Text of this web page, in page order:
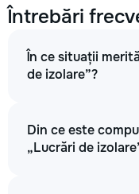
Întrebări
În ce situații
de izolare”?
Din ce este
„Lucrări de